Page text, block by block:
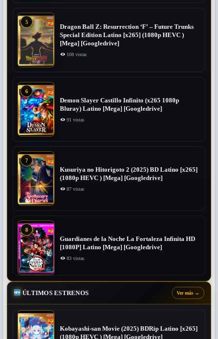
5
Dragon Ball Z: Resurrection ‘F’ – Future Trunks
Special Edition Latino [x265] (1080p HEVC )
[Mega] [Googledrive]
108 vistas
6
Demon Slayer Castillo Infinito (x265 1080p
Bluray) Latino [Mega] [Googledrive]
91 vistas
7
Kusuriya no Hitorigoto 2 (2025) BD Latino [x265]
(1080p HEVC ) [Mega] [Googledrive]
87 vistas
8
Guardianes de la Noche La Fortaleza Infinita HD
[1080P] Latino [Mega] [Googledrive]
83 vistas
ÚLTIMOS ESTRENOS Ver más →
Kobayashi-san Movie (2025) BDRip Latino [x265]
(1080p HEVC ) [Mega] [Googledrive]